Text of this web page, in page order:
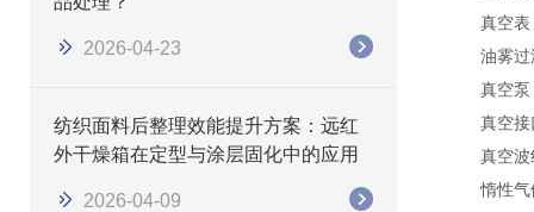
2026-04-23
纺织面料后整理效能提升方案：远红
外干燥箱在定型与涂层固化中的应用
2026-04-09
真空表
油雾
真空
真空
真空
惰性